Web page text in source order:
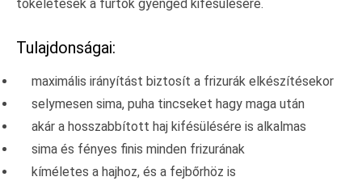
tökéletesek a fürtök gyengéd kifésülésére.
Tulajdonságai:
maximális irányítást biztosít a frizurák elkészítésekor
selymesen sima, puha tincseket hagy maga után
akár a hosszabbított haj kifésülésére is alkalmas
sima és fényes finis minden frizurának
kíméletes a hajhoz, és a fejbőrhöz is